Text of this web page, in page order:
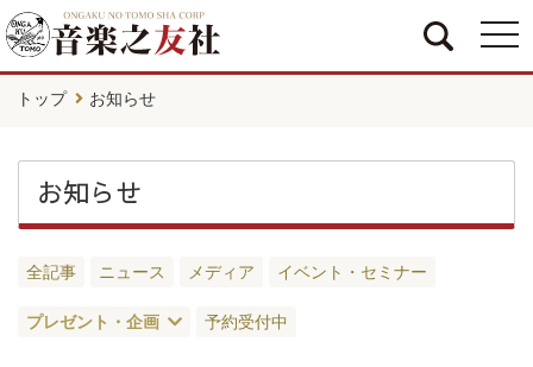
トップ お知らせ
お知らせ
全記事 ニュース メディア イベント・セミナー
プレゼント・企画 予約受付中